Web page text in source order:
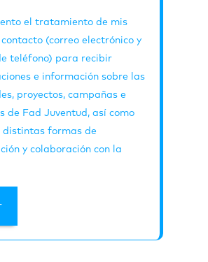
el tratamiento de mis
(correo electrónico y
teléfono) para recibir
e información sobre las
proyectos, campañas e
de Fad Juventud, así como
distintas formas de
y colaboración con la